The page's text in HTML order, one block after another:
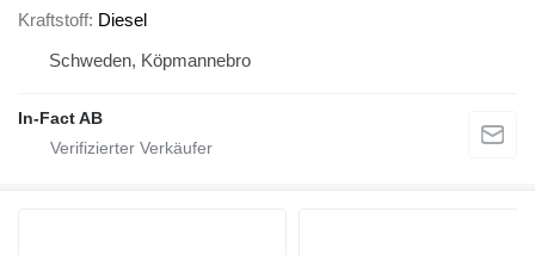
Kraftstoff Diesel
Schweden, Köpmannebro
In-Fact AB